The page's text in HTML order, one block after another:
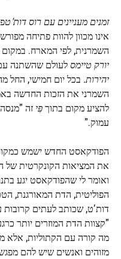
זמנים מעניינים עם רוס דות'ט
אינו מכוון להוות פתיחה
השמרנית, לפי המארח. במקום
יורק טיימסלעולם שהשתנה
יהירות.
השמרני את הזכות החדשה
להציע מקום בתוךפִּי זה
עמוק."
הפודקאסט החדש ישמש
ואומר לי שהפודקאסט יגע
הפוליטית, הדת המאורגנת,
דות'ט, שכותב לעתים
"קצוות הדת המוזרים יותר
מה קורה עם הקתוליות, אלא
מזוהים ואנשים שיש להם